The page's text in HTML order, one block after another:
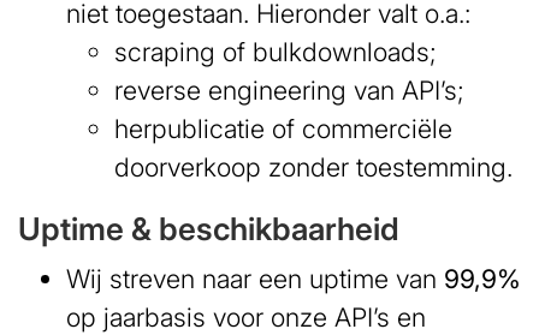
niet toegestaan. Hieronder valt o.a.:
scraping of bulkdownloads;
reverse engineering van API’s;
herpublicatie of commerciële
doorverkoop zonder toestemming.
Uptime & beschikbaarheid
Wij streven naar een uptime van 99,9%
op jaarbasis voor onze API’s en